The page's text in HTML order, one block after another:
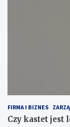
FIRMA I BIZNES
Czy kastet jest